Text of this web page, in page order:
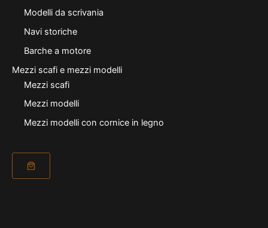
Modelli da scrivania
Navi storiche
Barche a motore
Mezzi scafi e mezzi modelli
Mezzi scafi
Mezzi modelli
Mezzi modelli con cornice in legno